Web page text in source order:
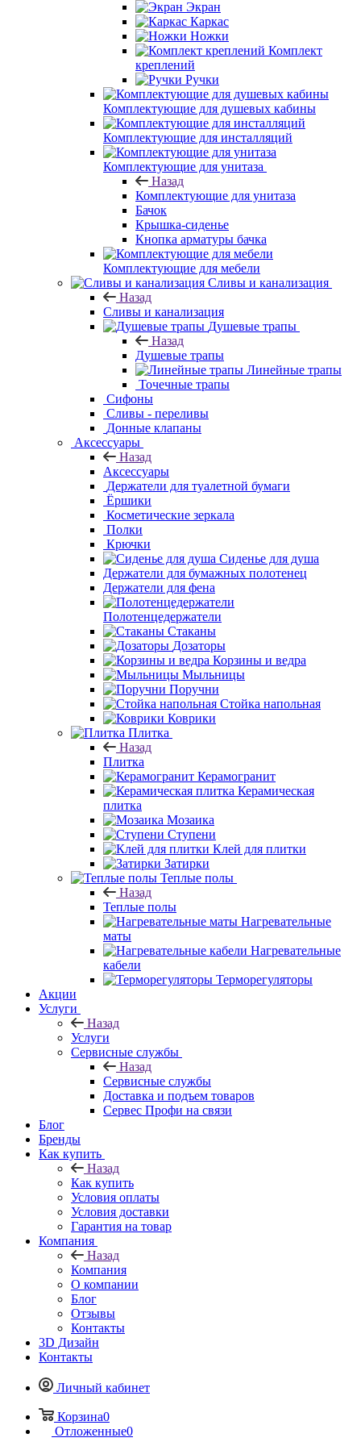
Экран
Каркас
Ножки
Комплект
креплений
Ручки
Комплектующие для душевых кабины
Комплектующие для инсталляций
Комплектующие для унитаза
Назад
Комплектующие для унитаза
Бачок
Крышка-сиденье
Кнопка арматуры бачка
Комплектующие для мебели
Сливы и канализация
Назад
Сливы и канализация
Душевые трапы
Назад
Душевые трапы
Линейные трапы
Назад
Аксессуары
Держатели для туалетной бумаги
Ёршики
зеркала
Полки
Крючки
Сиденье для душа
Держатели для бумажных полотенец
Держатели для фена
Полотенцедержатели
Стаканы
Дозаторы
Корзины и ведра
Мыльницы
Поручни
Стойка напольная
Коврики
Плитка
Назад
Плитка
Керамогранит
плитка
Мозаика
Ступени
Затирки
Назад
Теплые полы
маты
кабели
Акции
Услуги
Назад
Услуги
Сервисные службы
Назад
Сервисные службы
Доставка и подъем товаров
Блог
Бренды
Как купить
Назад
Как купить
Условия оплаты
Условия доставки
Гарантия на товар
Компания
Назад
Компания
О компании
Блог
Отзывы
Контакты
3D Дизайн
Корзина0